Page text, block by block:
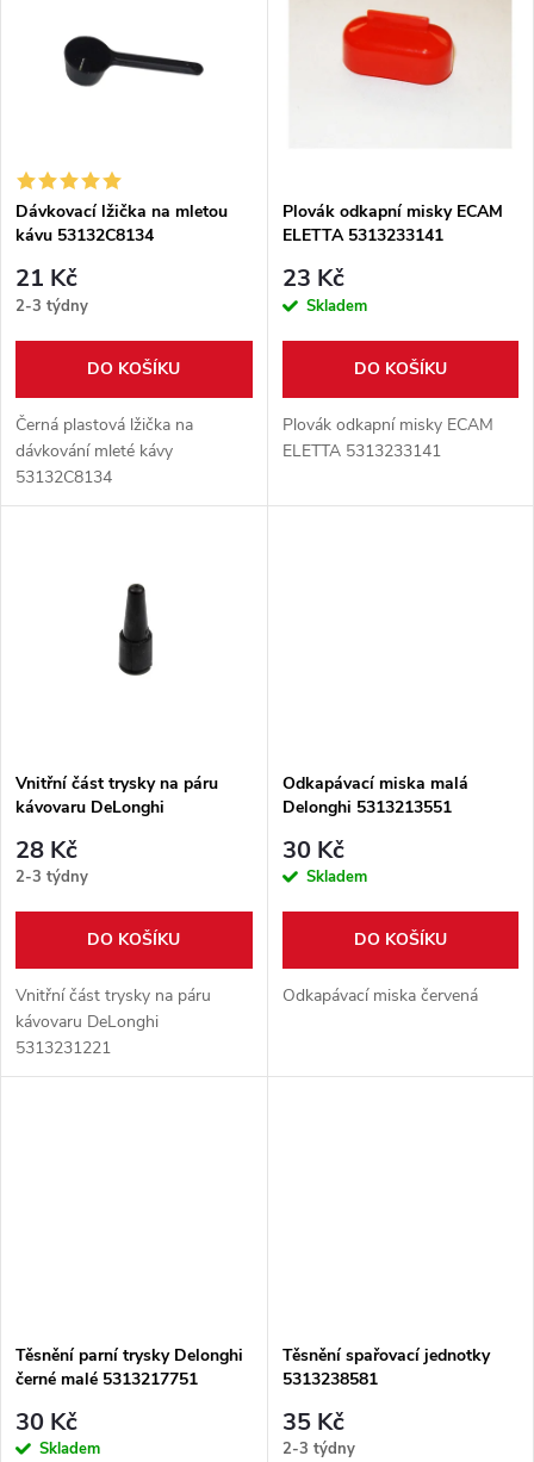
í
p
r
o
d
u
s
p
r
d
u
Dávkovací lžička na mletou
kávu 53132C8134
21 Kč
2-3 týdny
DO KOŠÍKU
Černá plastová lžička na
dávkování mleté kávy
53132C8134
Plovák odkapní misky ECAM
ELETTA 5313233141
23 Kč
Skladem
DO KOŠÍKU
Plovák odkapní misky ECAM
ELETTA 5313233141
Vnitřní část trysky na páru
kávovaru DeLonghi
28 Kč
2-3 týdny
DO KOŠÍKU
Vnitřní část trysky na páru
kávovaru DeLonghi
5313231221
Odkapávací miska malá
Delonghi 5313213551
30 Kč
Skladem
DO KOŠÍKU
Odkapávací miska červená
Těsnění parní trysky Delonghi
černé malé 5313217751
30 Kč
Skladem
Těsnění spařovací jednotky
5313238581
35 Kč
2-3 týdny